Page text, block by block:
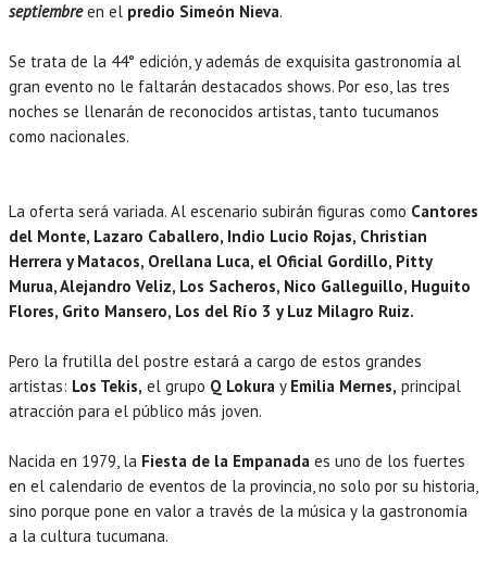
septiembre en el predio Simeón Nieva.
Se trata de la 44° edición, y además de exquisita gastronomía al
gran evento no le faltarán destacados shows. Por eso, las tres
noches se llenarán de reconocidos artistas, tanto tucumanos
como nacionales.
La oferta será variada. Al escenario subirán figuras como Cantores
del Monte, Lazaro Caballero, Indio Lucio Rojas, Christian
Herrera y Matacos, Orellana Luca, el Oficial Gordillo, Pitty
Murua, Alejandro Veliz, Los Sacheros, Nico Galleguillo, Huguito
Flores, Grito Mansero, Los del Río 3 y Luz Milagro Ruiz.
Pero la frutilla del postre estará a cargo de estos grandes
artistas: Los Tekis, el grupo Q Lokura y Emilia Mernes, principal
atracción para el público más joven.
Nacida en 1979, la Fiesta de la Empanada es uno de los fuertes
en el calendario de eventos de la provincia, no solo por su historia,
sino porque pone en valor a través de la música y la gastronomía
a la cultura tucumana.